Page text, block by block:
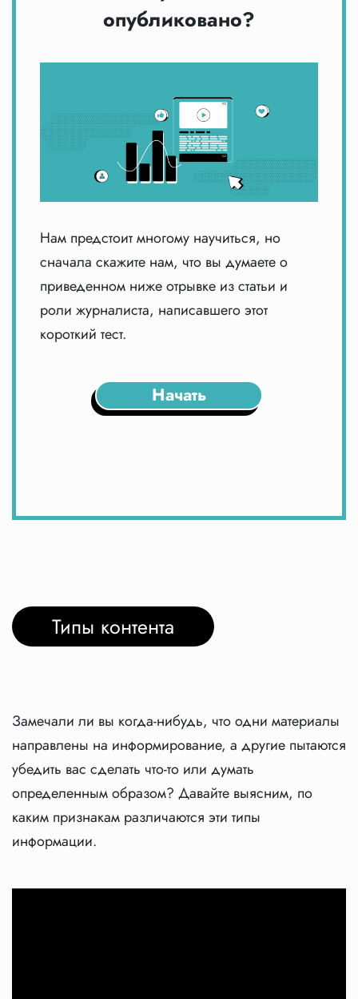
опубликовано?
Нам предстоит многому научиться, но
сначала скажите нам, что вы думаете о
приведенном ниже отрывке из статьи и
роли журналиста, написавшего этот
короткий тест.
Начать
Типы контента
Замечали ли вы когда-нибудь, что одни материалы
направлены на информирование, а другие пытаются
убедить вас сделать что-то или думать
определенным образом? Давайте выясним, по
каким признакам различаются эти типы
информации.